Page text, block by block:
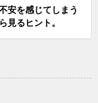
安を感じてしまう
見るヒント。